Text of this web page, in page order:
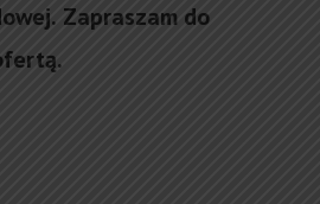
Zapraszam do